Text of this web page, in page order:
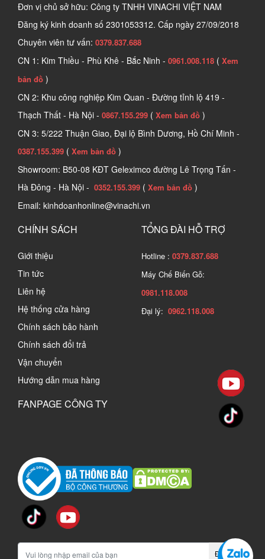
Đơn vị chủ sở hữu: Công ty TNHH VINACHI VIỆT NAM
Đăng ký kinh doanh số 2301053312. Cấp ngày 27/09/2018
Chuyên viên tư vấn: 0379.837.688
CN 1: Kim Thiều - Phù Khê - Bắc Ninh - 0961.008.118 ( Xem
bản đồ )
CN 2: Khu công nghiệp Kim Quan - Đường tỉnh lộ 419 -
Thạch Thất - Hà Nội - 0867.155.299 ( Xem bản đồ )
CN 3: 5/222 Thuận Giao, Đại lộ Bình Dương, Hồ Chí Minh -
0387.155.399 ( Xem bản đồ )
Showroom: B50-08 KĐT Geleximco đường Lê Trọng Tấn -
Hà Đông - Hà Nội - 0352.155.399 ( Xem bản đồ )
Email: kinhdoanhonline@vinachi.vn
CHÍNH SÁCH
Giới thiệu
Tin tức
Liên hệ
Hệ thống cửa hàng
Chính sách bảo hành
Chính sách đổi trả
Vận chuyển
Hướng dẫn mua hàng
TỔNG ĐÀI HỖ TRỢ
Hotline : 0379.837.688
Máy Chế Biến Gỗ:
0981.118.008
Đại lý: 0962.118.008
FANPAGE CÔNG TY
Đăng ký